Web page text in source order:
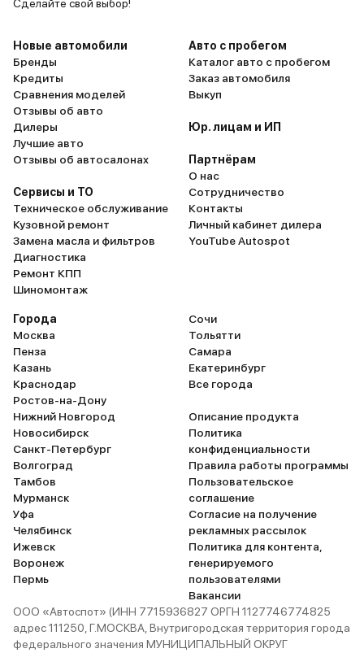
Сделайте свой выбор!
Новые автомобили
Бренды
Кредиты
Сравнения моделей
Отзывы об авто
Дилеры
Лучшие авто
Отзывы об автосалонах
Сервисы и ТО
Техническое обслуживание
Кузовной ремонт
Замена масла и фильтров
Диагностика
Ремонт КПП
Шиномонтаж
Авто с пробегом
Каталог авто с пробегом
Заказ автомобиля
Выкуп
Юр. лицам и ИП
Партнёрам
О нас
Сотрудничество
Контакты
Личный кабинет дилера
YouTube Autospot
Города
Москва
Пенза
Казань
Краснодар
Ростов-на-Дону
Нижний Новгород
Новосибирск
Санкт-Петербург
Волгоград
Тамбов
Мурманск
Уфа
Челябинск
Ижевск
Воронеж
Пермь
Сочи
Тольятти
Самара
Екатеринбург
Все города
Описание продукта
Политика
конфиденциальности
Правила работы программы
Пользовательское
соглашение
Согласие на получение
рекламных рассылок
Политика для контента,
генерируемого
пользователями
Вакансии
ООО «Автоспот» (ИНН 7715936827 ОРГН 1127746774825
адрес 111250, Г.МОСКВА, Внутригородская территория города
федерального значения МУНИЦИПАЛЬНЫЙ ОКРУГ